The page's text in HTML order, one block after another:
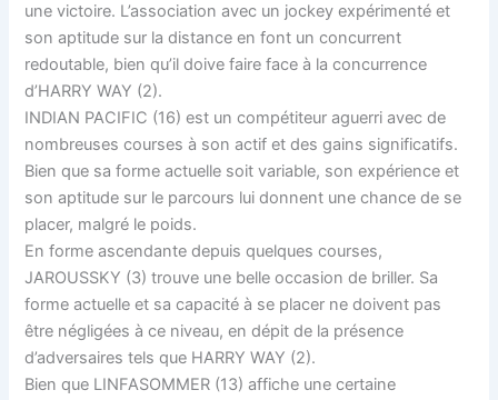
une victoire. L’association avec un jockey expérimenté et
son aptitude sur la distance en font un concurrent
redoutable, bien qu’il doive faire face à la concurrence
d’HARRY WAY (2).
INDIAN PACIFIC (16) est un compétiteur aguerri avec de
nombreuses courses à son actif et des gains significatifs.
Bien que sa forme actuelle soit variable, son expérience et
son aptitude sur le parcours lui donnent une chance de se
placer, malgré le poids.
En forme ascendante depuis quelques courses,
JAROUSSKY (3) trouve une belle occasion de briller. Sa
forme actuelle et sa capacité à se placer ne doivent pas
être négligées à ce niveau, en dépit de la présence
d’adversaires tels que HARRY WAY (2).
Bien que LINFASOMMER (13) affiche une certaine